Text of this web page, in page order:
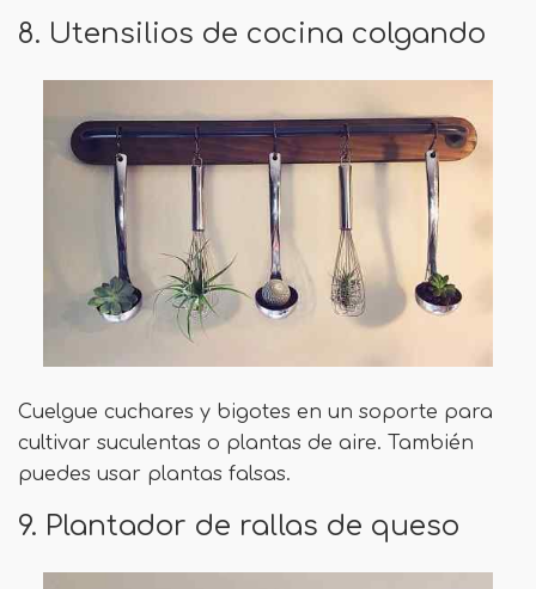
8. Utensilios de cocina colgando
Cuelgue cuchares y bigotes en un soporte para
cultivar suculentas o plantas de aire. También
puedes usar plantas falsas.
9. Plantador de rallas de queso